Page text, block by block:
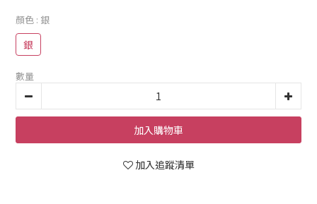
顏色 : 銀
銀
數量
加入購物車
加入追蹤清單